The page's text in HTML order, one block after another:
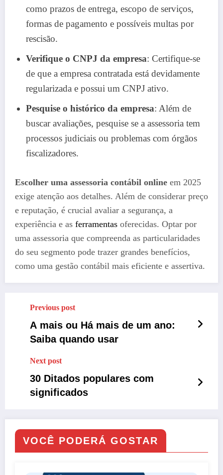
como prazos de entrega, escopo de serviços,
formas de pagamento e possíveis multas por
rescisão.
Verifique o CNPJ da empresa: Certifique-se
de que a empresa contratada está devidamente
regularizada e possui um CNPJ ativo.
Pesquise o histórico da empresa: Além de
buscar avaliações, pesquise se a assessoria tem
processos judiciais ou problemas com órgãos
fiscalizadores.
Escolher uma assessoria contábil online em 2025
exige atenção aos detalhes. Além de considerar preço
e reputação, é crucial avaliar a segurança, a
experiência e as ferramentas oferecidas. Optar por
uma assessoria que compreenda as particularidades
do seu segmento pode trazer grandes benefícios,
como uma gestão contábil mais eficiente e assertiva.
Previous post
A mais ou Há mais de um ano:
Saiba quando usar
Next post
30 Ditados populares com
significados
VOCÊ PODERÁ GOSTAR